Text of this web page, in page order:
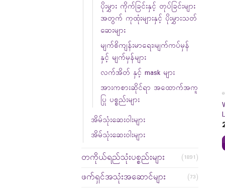
ပိုးမွှား ကိုက်ခြင်းနှင့် တုပ်ခြင်းများ
အတွက် ကုထုံးများနှင့် ပိုးမွှားသတ်
ဆေးများ
မျက်စိကျန်းမာရေး၊မျက်ကပ်မှန်
နှင့် မျက်မှန်များ
လက်အိတ် နှင့် mask များ
အားကစားဆိုင်ရာ အထောက်အကူ
ပြု ပစ္စည်းများ
အိမ်သုံးဆေးဝါးများ
အိမ်သုံးဆေးဝါးများ
တကိုယ်ရည်သုံးပစ္စည်းများ (1891)
ဖက်ရှင်အသုံးအဆောင်များ (73)